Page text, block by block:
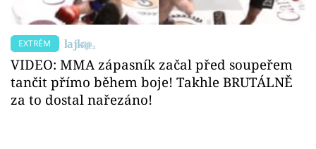
EXTRÉM
VIDEO: MMA zápasník začal před soupeřem
tančit přímo během boje! Takhle BRUTÁLNĚ
za to dostal nařezáno!